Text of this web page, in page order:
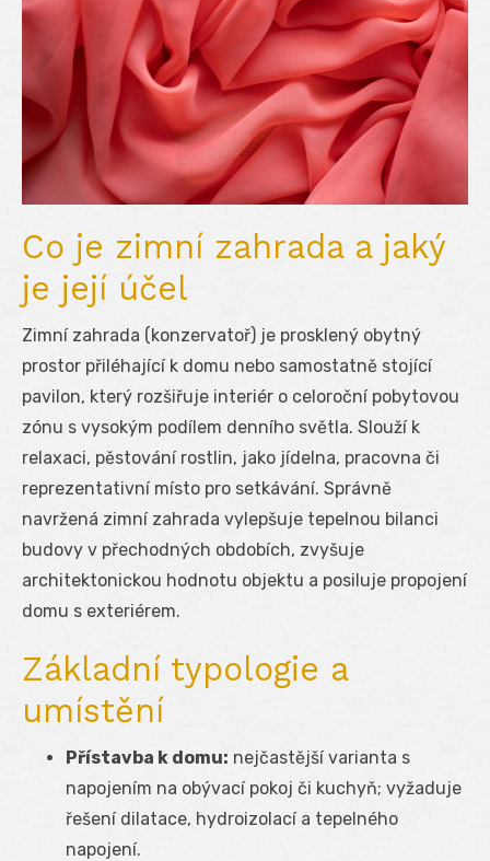
Co je zimní zahrada a jaký
je její účel
Zimní zahrada (konzervatoř) je prosklený obytný
prostor přiléhající k domu nebo samostatně stojící
pavilon, který rozšiřuje interiér o celoroční pobytovou
zónu s vysokým podílem denního světla. Slouží k
relaxaci, pěstování rostlin, jako jídelna, pracovna či
reprezentativní místo pro setkávání. Správně
navržená zimní zahrada vylepšuje tepelnou bilanci
budovy v přechodných obdobích, zvyšuje
architektonickou hodnotu objektu a posiluje propojení
domu s exteriérem.
Základní typologie a
umístění
Přístavba k domu: nejčastější varianta s
napojením na obývací pokoj či kuchyň; vyžaduje
řešení dilatace, hydroizolací a tepelného
napojení.